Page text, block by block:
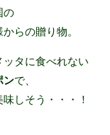
の
からの贈り物。
ッタに食べれない
ンで、
しそう・・・！